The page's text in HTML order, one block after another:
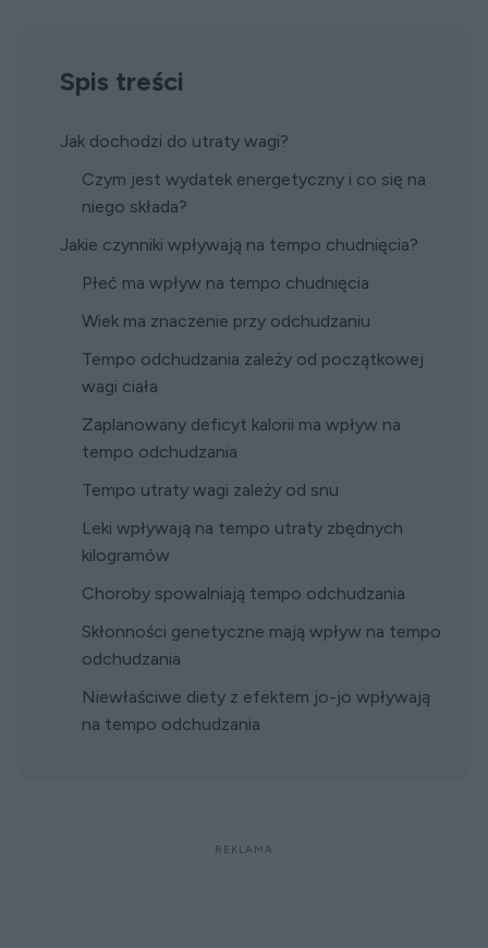
Spis treści
Jak dochodzi do utraty wagi?
Czym jest wydatek energetyczny i co się na
niego składa?
Jakie czynniki wpływają na tempo chudnięcia?
Płeć ma wpływ na tempo chudnięcia
Wiek ma znaczenie przy odchudzaniu
Tempo odchudzania zależy od początkowej
wagi ciała
Zaplanowany deficyt kalorii ma wpływ na
tempo odchudzania
Tempo utraty wagi zależy od snu
Leki wpływają na tempo utraty zbędnych
kilogramów
Choroby spowalniają tempo odchudzania
Skłonności genetyczne mają wpływ na tempo
odchudzania
Niewłaściwe diety z efektem jo-jo wpływają
na tempo odchudzania